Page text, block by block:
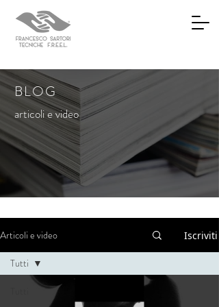
BLOG
articoli e video
Articoli e video Iscriviti
Tutti